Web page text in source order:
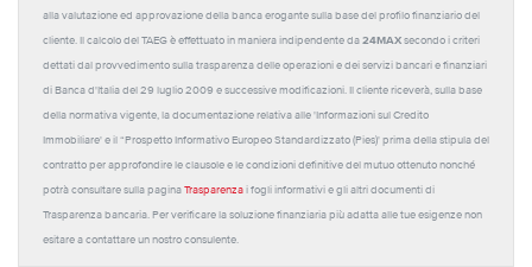
alla valutazione ed approvazione della banca erogante sulla base del profilo finanziario del
cliente. Il calcolo del TAEG è effettuato in maniera indipendente da 24MAX secondo i criteri
dettati dal provvedimento sulla trasparenza delle operazioni e dei servizi bancari e finanziari
di Banca d'Italia del 29 luglio 2009 e successive modificazioni. Il cliente riceverà, sulla base
della normativa vigente, la documentazione relativa alle 'Informazioni sul Credito
Immobiliare' e il “Prospetto Informativo Europeo Standardizzato (Pies)' prima della stipula del
contratto per approfondire le clausole e le condizioni definitive del mutuo ottenuto nonché
potrà consultare sulla pagina Trasparenza i fogli informativi e gli altri documenti di
Trasparenza bancaria. Per verificare la soluzione finanziaria più adatta alle tue esigenze non
esitare a contattare un nostro consulente.